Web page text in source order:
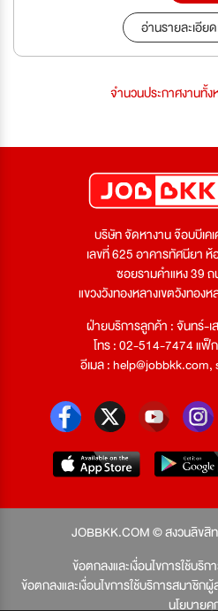
อ่านรายละเอีย
จำนวนประกาศงานทั้
บริษัท จัดหางาน จ๊อบบีเค
เลขที่ 625 อาคารทัศนียา ห้
ซอยรามคำแหง 39
แขวงวังทองหลางเขตวังทอง
ฝ่ายบริการลูกค้า : จันทร์-
โทร : 02-514-7474 แ
อีเมล :help@jobbkk.com,
JOBBKK.COM © สงวนลิขสิ
ข้อตกลงและเงื่อนไขการใช้บริ
ข้อตกลงและเงื่อนไขการใช้บริการสมาชิก
นโยบายคุ